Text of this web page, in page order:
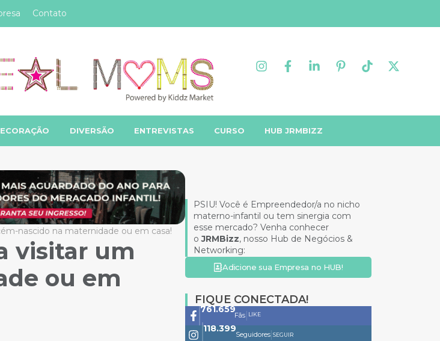
Contato
DIVERSÃO ENTREVISTAS CURSO HUB JRMBIZZ
nascido na maternidade ou em casa!
visitar um
ou em
PSIU! Você é Empreendedor/a no nicho
materno-infantil ou tem sinergia com
esse mercado? Venha conhecer
oJRMBizz, nosso Hub de Negócios &
Networking:
Adicione sua Empresa no HUB!
FIQUE CONECTADA!
761.659
Fãs LIKE
118.399
Seguidores| SEGUIR